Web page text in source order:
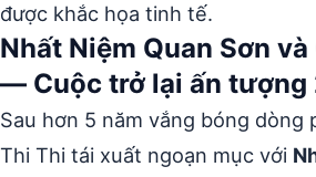
được khắc họa tinh tế.
Nhất Niệm Quan Sơn
— Cuộc trở lại ấn tượng
Sau hơn 5 năm vắng bóng dòng
Thi Thi tái xuất ngoạn mục với